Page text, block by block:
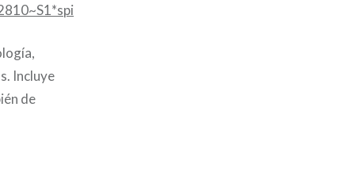
Incluye
de